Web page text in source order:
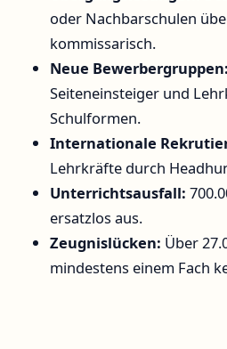
oder Nachbarschulen
kommissarisch.
Neue Bewerbergruppen:
Seiteneinsteiger und
Schulformen.
Internationale
Lehrkräfte durch
Unterrichtsausfall:
ersatzlos aus.
Zeugnislücken: Über
mindestens einem Fach